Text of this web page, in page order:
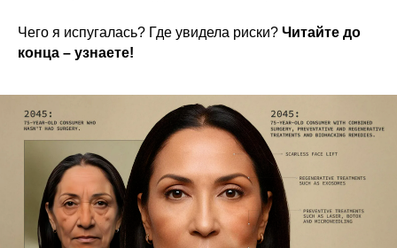
Чего я испугалась? Где увидела риски? Читайте до
конца – узнаете!